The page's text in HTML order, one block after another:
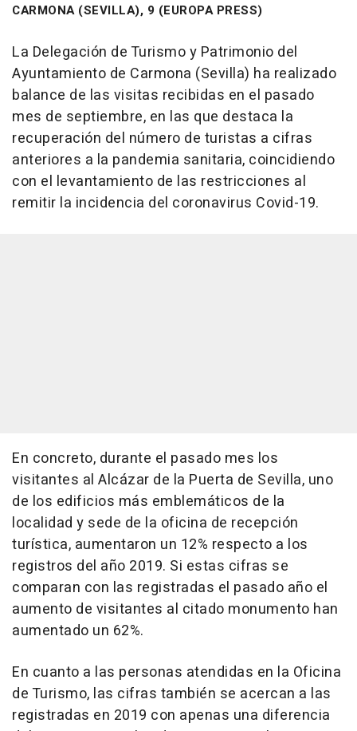
CARMONA (SEVILLA), 9 (EUROPA PRESS)
La Delegación de Turismo y Patrimonio del
Ayuntamiento de Carmona (Sevilla) ha realizado
balance de las visitas recibidas en el pasado
mes de septiembre, en las que destaca la
recuperación del número de turistas a cifras
anteriores a la pandemia sanitaria, coincidiendo
con el levantamiento de las restricciones al
remitir la incidencia del coronavirus Covid-19.
En concreto, durante el pasado mes los
visitantes al Alcázar de la Puerta de Sevilla, uno
de los edificios más emblemáticos de la
localidad y sede de la oficina de recepción
turística, aumentaron un 12% respecto a los
registros del año 2019. Si estas cifras se
comparan con las registradas el pasado año el
aumento de visitantes al citado monumento han
aumentado un 62%.
En cuanto a las personas atendidas en la Oficina
de Turismo, las cifras también se acercan a las
registradas en 2019 con apenas una diferencia